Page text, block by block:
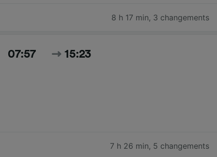
8 h 17 min, 3 changements
07:57 15:23
7 h 26 min, 5 changements